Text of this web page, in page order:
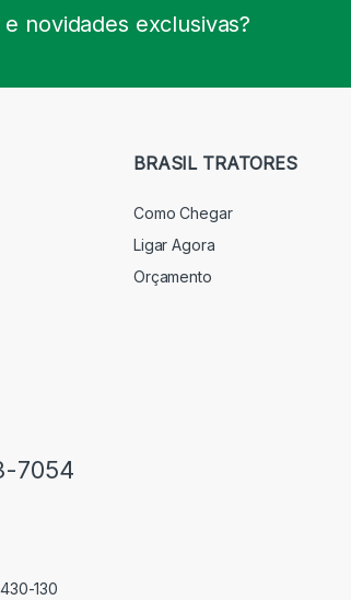
novidades exclusivas?
7054
130
BRASIL TRATORES
Como Chegar
Ligar Agora
Orçamento